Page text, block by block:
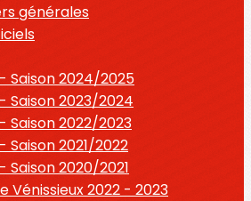
générales
Saison 2024/2025
Saison 2023/2024
Saison 2022/2023
Saison 2021/2022
Saison 2020/2021
Vénissieux 2022 - 2023